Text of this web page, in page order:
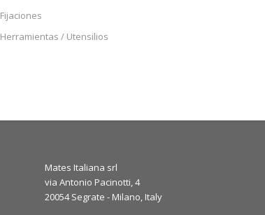
Fijaciones
Herramientas / Utensilios
Mates Italiana srl
via Antonio Pacinotti, 4
20054 Segrate - Milano, Italy